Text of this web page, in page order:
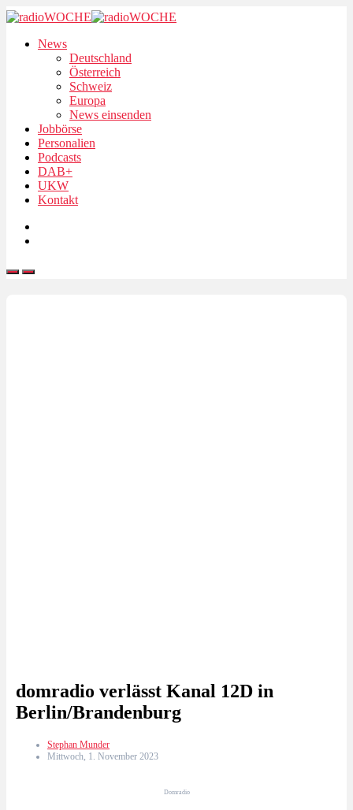
News
Deutschland
Österreich
Schweiz
Europa
News einsenden
Jobbörse
Personalien
Podcasts
DAB+
UKW
Kontakt
domradio verlässt Kanal 12D in
Berlin/Brandenburg
Stephan Munder
Mittwoch, 1. November 2023
Domradio